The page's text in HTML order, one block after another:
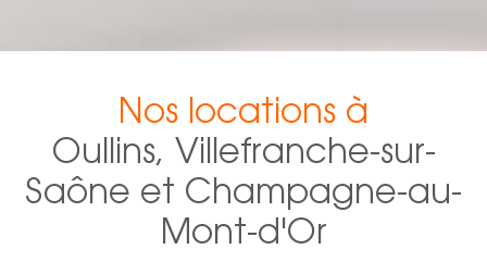
Nos locations à
Oullins, Villefranche-sur-
Saône et Champagne-au-
Mont-d'Or